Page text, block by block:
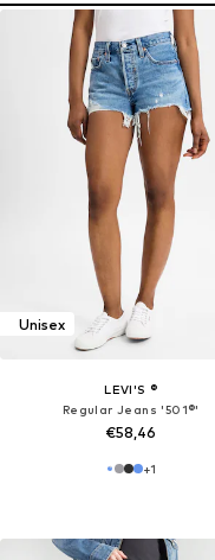
Unisex
LEVI'S ®
Regular Jeans '501®'
€58,46
+1